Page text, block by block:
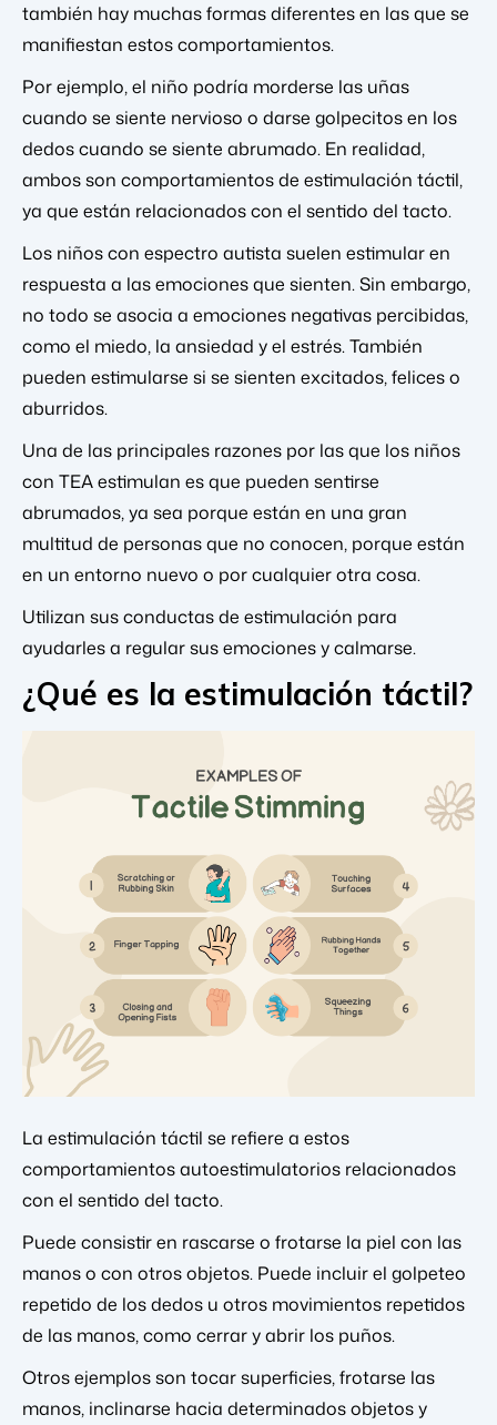
también hay muchas formas diferentes en las que se
manifiestan estos comportamientos.
Por ejemplo, el niño podría morderse las uñas
cuando se siente nervioso o darse golpecitos en los
dedos cuando se siente abrumado. En realidad,
ambos son comportamientos de estimulación táctil,
ya que están relacionados con el sentido del tacto.
Los niños con espectro autista suelen estimular en
respuesta a las emociones que sienten. Sin embargo,
no todo se asocia a emociones negativas percibidas,
como el miedo, la ansiedad y el estrés. También
pueden estimularse si se sienten excitados, felices o
aburridos.
Una de las principales razones por las que los niños
con TEA estimulan es que pueden sentirse
abrumados, ya sea porque están en una gran
multitud de personas que no conocen, porque están
en un entorno nuevo o por cualquier otra cosa.
Utilizan sus conductas de estimulación para
ayudarles a regular sus emociones y calmarse.
¿Qué es la estimulación táctil?
La estimulación táctil se refiere a estos
comportamientos autoestimulatorios relacionados
con el sentido del tacto.
Puede consistir en rascarse o frotarse la piel con las
manos o con otros objetos. Puede incluir el golpeteo
repetido de los dedos u otros movimientos repetidos
de las manos, como cerrar y abrir los puños.
Otros ejemplos son tocar superficies, frotarse las
manos, inclinarse hacia determinados objetos y